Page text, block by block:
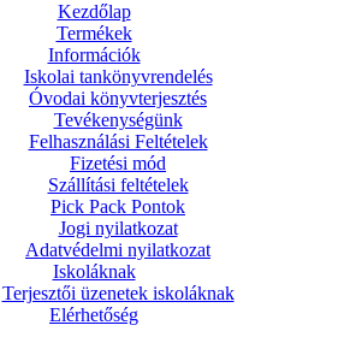
Kezdőlap
Termékek
Információk
Iskolai tankönyvrendelés
Óvodai könyvterjesztés
Tevékenységünk
Felhasználási Feltételek
Fizetési mód
Szállítási feltételek
Pick Pack Pontok
Jogi nyilatkozat
Adatvédelmi nyilatkozat
Iskoláknak
Terjesztői üzenetek iskoláknak
Elérhetőség